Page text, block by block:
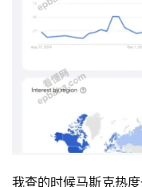
我查的时候马斯克热